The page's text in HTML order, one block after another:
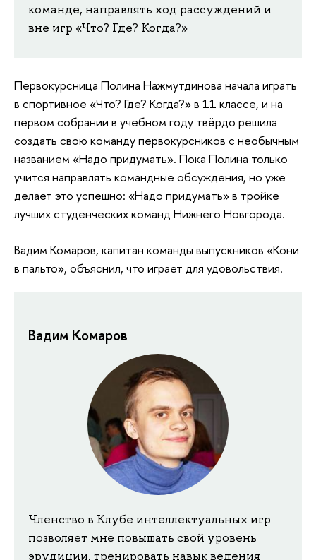
команде, направлять ход рассуждений и
вне игр «Что? Где? Когда?»
Первокурсница Полина Нажмутдинова начала играть
в спортивное «Что? Где? Когда?» в 11 классе, и на
первом собрании в учебном году твёрдо решила
создать свою команду первокурсников с необычным
названием «Надо придумать». Пока Полина только
учится направлять командные обсуждения, но уже
делает это успешно: «Надо придумать» в тройке
лучших студенческих команд Нижнего Новгорода.
Вадим Комаров, капитан команды выпускников «Кони
в пальто», объяснил, что играет для удовольствия.
​​​​​​​Вадим Комаров
Членство в Клубе интеллектуальных игр
позволяет мне повышать свой уровень
эрудиции, тренировать навык ведения